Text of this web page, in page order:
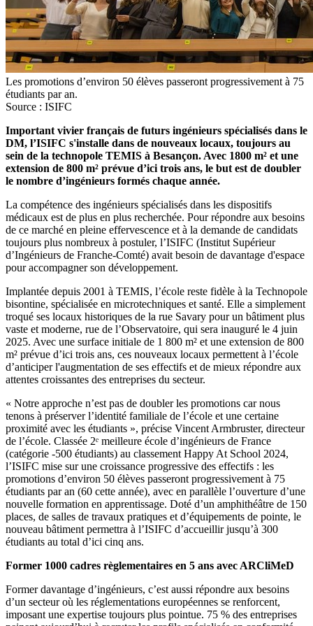
Les promotions d’environ 50 élèves passeront progressivement à 75
étudiants par an.
Source : ISIFC
Important vivier français de futurs ingénieurs spécialisés dans le
DM, l’ISIFC s'installe dans de nouveaux locaux, toujours au
sein de la technopole TEMIS à Besançon. Avec 1800 m² et une
extension de 800 m² prévue d’ici trois ans, le but est de doubler
le nombre d’ingénieurs formés chaque année.
La compétence des ingénieurs spécialisés dans les dispositifs
médicaux est de plus en plus recherchée. Pour répondre aux besoins
de ce marché en pleine effervescence et à la demande de candidats
toujours plus nombreux à postuler, l’ISIFC (Institut Supérieur
d’Ingénieurs de Franche-Comté) avait besoin de davantage d'espace
pour accompagner son développement.
Implantée depuis 2001 à TEMIS, l’école reste fidèle à la Technopole
bisontine, spécialisée en microtechniques et santé. Elle a simplement
troqué ses locaux historiques de la rue Savary pour un bâtiment plus
vaste et moderne, rue de l’Observatoire, qui sera inauguré le 4 juin
2025. Avec une surface initiale de 1 800 m² et une extension de 800
m² prévue d’ici trois ans, ces nouveaux locaux permettent à l’école
d’anticiper l'augmentation de ses effectifs et de mieux répondre aux
attentes croissantes des entreprises du secteur.
« Notre approche n’est pas de doubler les promotions car nous
tenons à préserver l’identité familiale de l’école et une certaine
proximité avec les étudiants », précise Vincent Armbruster, directeur
de l’école. Classée 2ᵉ meilleure école d’ingénieurs de France
(catégorie -500 étudiants) au classement Happy At School 2024,
l’ISIFC mise sur une croissance progressive des effectifs : les
promotions d’environ 50 élèves passeront progressivement à 75
étudiants par an (60 cette année), avec en parallèle l’ouverture d’une
nouvelle formation en apprentissage. Doté d’un amphithéâtre de 150
places, de salles de travaux pratiques et d’équipements de pointe, le
nouveau bâtiment permettra à l’ISIFC d’accueillir jusqu’à 300
étudiants au total d’ici cinq ans.
Former 1000 cadres règlementaires en 5 ans avec ARCliMeD
Former davantage d’ingénieurs, c’est aussi répondre aux besoins
d’un secteur où les réglementations européennes se renforcent,
imposant une expertise toujours plus pointue. 75 % des entreprises